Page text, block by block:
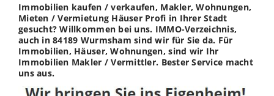
Immobilien kaufen / verkaufen, Makler, Wohnungen,
Mieten / Vermietung Häuser Profi in Ihrer Stadt
gesucht? Willkommen bei uns. IMMO-Verzeichnis,
auch in 84189 Wurmsham sind wir für Sie da. Für
Immobilien, Häuser, Wohnungen, sind wir Ihr
Immobilien Makler / Vermittler. Bester Service macht
uns aus.